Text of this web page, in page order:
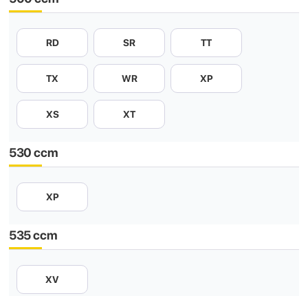
RD SR TT
TX WR XP
XS XT
530 ccm
XP
535 ccm
XV